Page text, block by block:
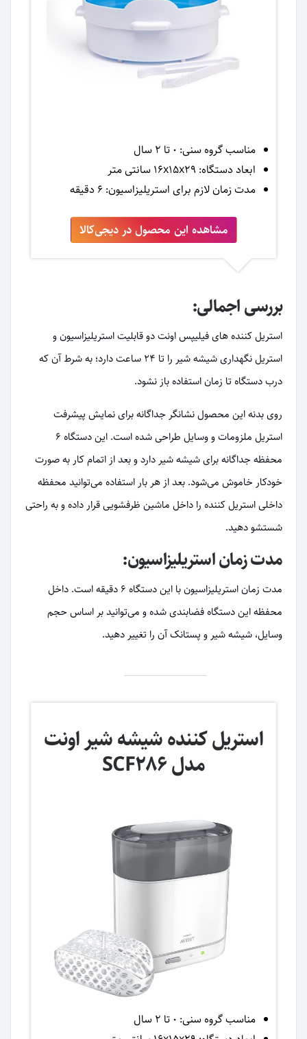
مناسب گروه سنی: 0 تا 2 سال
ابعاد دستگاه: 16x15x29 سانتی متر
مدت زمان لازم برای استریلیزاسیون: 6 دقیقه
مشاهده این محصول در دیجی‌کالا
بررسی اجمالی:
استریل کننده های فیلیپس اونت دو قابلیت استریلیزاسیون و
استریل نگهداری شیشه شیر را تا 24 ساعت دارد؛ به شرط آن که
درب دستگاه تا زمان استفاده باز نشود.
روی بدنه این محصول نشانگر جداگانه برای نمایش پیشرفت
استریل ملزومات و وسایل طراحی شده است. این دستگاه 6
محفظه جداگانه برای شیشه شیر دارد و بعد از اتمام کار به صورت
خودکار خاموش می‌شود. بعد از هر بار استفاده می‌توانید محفظه
داخلی استریل کننده را داخل ماشین ظرفشویی قرار داده و به راحتی
شستشو دهید.
مدت زمان استریلیزاسیون:
مدت زمان استریلیزاسیون با این دستگاه 6 دقیقه است. داخل
محفظه این دستگاه فضابندی شده و می‌توانید بر اساس حجم
وسایل، شیشه شیر و پستانک آن‌ را تغییر دهید.
استریل کننده شیشه شیر اونت
مدل SCF286
مناسب گروه سنی: 0 تا 2 سال